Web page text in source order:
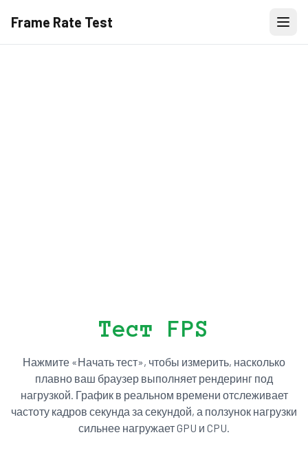
Frame Rate Test
Тест FPS
Нажмите «Начать тест», чтобы измерить, насколько
плавно ваш браузер выполняет рендеринг под
нагрузкой. График в реальном времени отслеживает
частоту кадров секунда за секундой, а ползунок нагрузки
сильнее нагружает GPU и CPU.